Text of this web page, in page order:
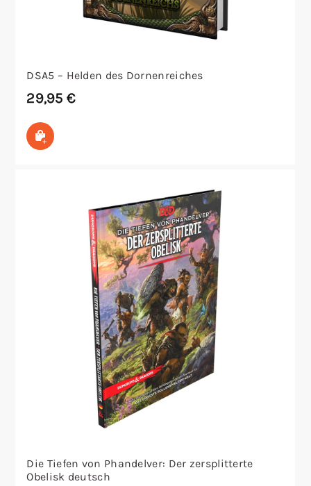
DSA5 – Helden des Dornenreiches
29,95€
In den Warenkorb
Die Tiefen von Phandelver: Der zersplitterte
Obelisk deutsch